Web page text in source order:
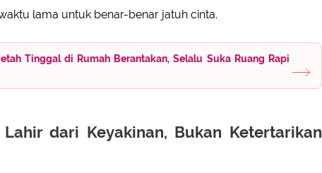
lama untuk benar-benar jatuh cinta.
Tinggal di Rumah Berantakan, Selalu Suka Ruang Rapi
dari Keyakinan, Bukan Ketertarikan